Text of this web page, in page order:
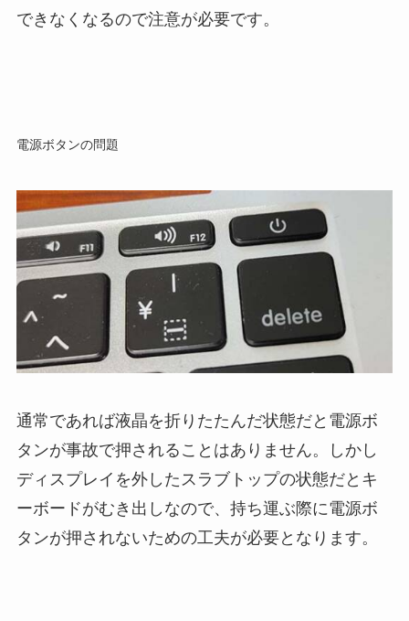
できなくなるので注意が必要です。
電源ボタンの問題
通常であれば液晶を折りたたんだ状態だと電源ボ
タンが事故で押されることはありません。しかし
ディスプレイを外したスラブトップの状態だとキ
ーボードがむき出しなので、持ち運ぶ際に電源ボ
タンが押されないための工夫が必要となります。